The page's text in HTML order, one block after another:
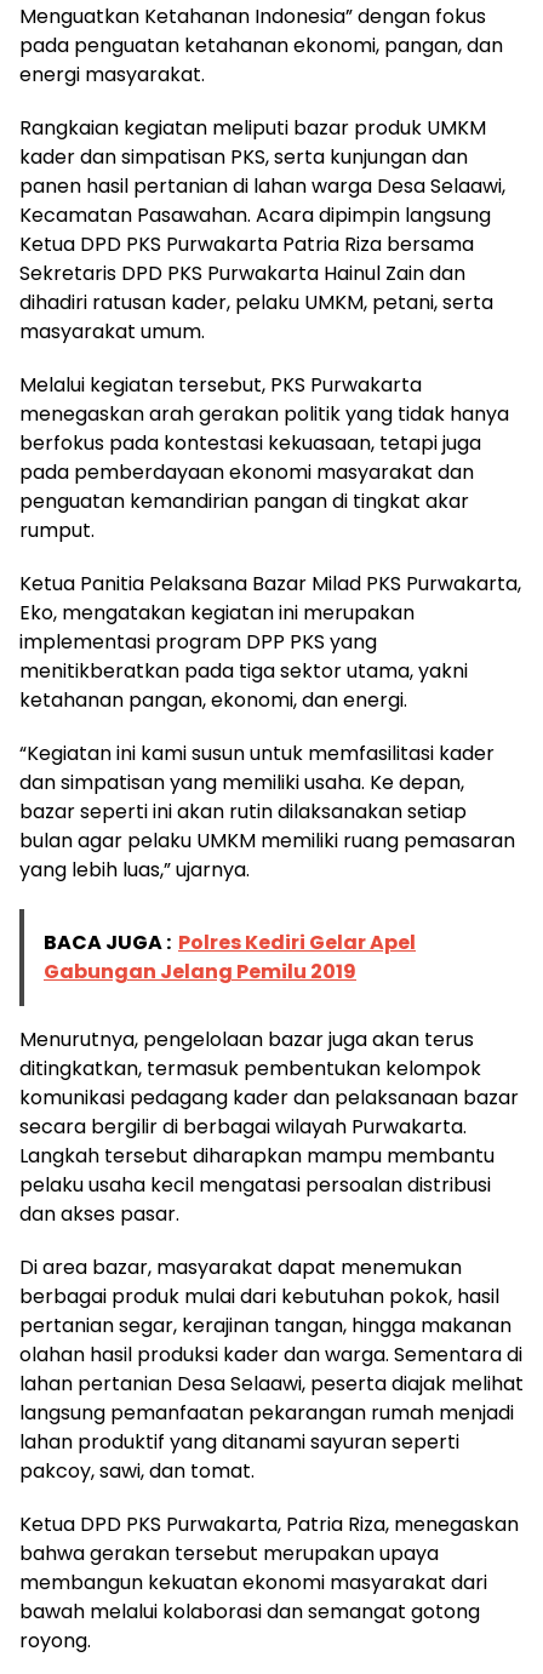
Menguatkan Ketahanan Indonesia” dengan fokus
pada penguatan ketahanan ekonomi, pangan, dan
energi masyarakat.
Rangkaian kegiatan meliputi bazar produk UMKM
kader dan simpatisan PKS, serta kunjungan dan
panen hasil pertanian di lahan warga Desa Selaawi,
Kecamatan Pasawahan. Acara dipimpin langsung
Ketua DPD PKS Purwakarta Patria Riza bersama
Sekretaris DPD PKS Purwakarta Hainul Zain dan
dihadiri ratusan kader, pelaku UMKM, petani, serta
masyarakat umum.
Melalui kegiatan tersebut, PKS Purwakarta
menegaskan arah gerakan politik yang tidak hanya
berfokus pada kontestasi kekuasaan, tetapi juga
pada pemberdayaan ekonomi masyarakat dan
penguatan kemandirian pangan di tingkat akar
rumput.
Ketua Panitia Pelaksana Bazar Milad PKS Purwakarta,
Eko, mengatakan kegiatan ini merupakan
implementasi program DPP PKS yang
menitikberatkan pada tiga sektor utama, yakni
ketahanan pangan, ekonomi, dan energi.
“Kegiatan ini kami susun untuk memfasilitasi kader
dan simpatisan yang memiliki usaha. Ke depan,
bazar seperti ini akan rutin dilaksanakan setiap
bulan agar pelaku UMKM memiliki ruang pemasaran
yang lebih luas,” ujarnya.
BACA JUGA : Polres Kediri Gelar Apel
Gabungan Jelang Pemilu 2019
Menurutnya, pengelolaan bazar juga akan terus
ditingkatkan, termasuk pembentukan kelompok
komunikasi pedagang kader dan pelaksanaan bazar
secara bergilir di berbagai wilayah Purwakarta.
Langkah tersebut diharapkan mampu membantu
pelaku usaha kecil mengatasi persoalan distribusi
dan akses pasar.
Di area bazar, masyarakat dapat menemukan
berbagai produk mulai dari kebutuhan pokok, hasil
pertanian segar, kerajinan tangan, hingga makanan
olahan hasil produksi kader dan warga. Sementara di
lahan pertanian Desa Selaawi, peserta diajak melihat
langsung pemanfaatan pekarangan rumah menjadi
lahan produktif yang ditanami sayuran seperti
pakcoy, sawi, dan tomat.
Ketua DPD PKS Purwakarta, Patria Riza, menegaskan
bahwa gerakan tersebut merupakan upaya
membangun kekuatan ekonomi masyarakat dari
bawah melalui kolaborasi dan semangat gotong
royong.